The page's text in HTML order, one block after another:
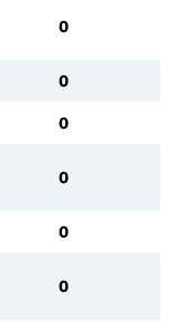
0
0
0
0
0
0